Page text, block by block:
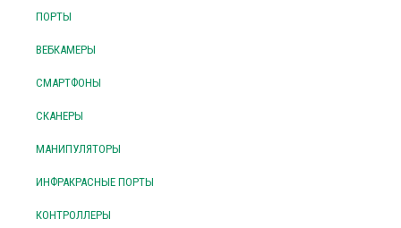
ПОРТЫ
ВЕБКАМЕРЫ
СМАРТФОНЫ
СКАНЕРЫ
МАНИПУЛЯТОРЫ
ИНФРАКРАСНЫЕ ПОРТЫ
КОНТРОЛЛЕРЫ